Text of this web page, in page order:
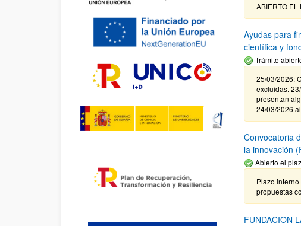
ABIERTO EL
Ayudas para
científica y
Trámite
25/03/2026:
excluidas.
presentan
24/03/2026
Convocatoria
la innovación
Abierto el
Plazo
propuestas
FUNDACION